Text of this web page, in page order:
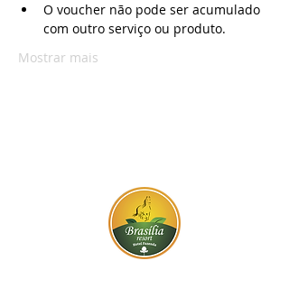
O voucher não pode ser acumulado
com outro serviço ou produto.
Mostrar mais